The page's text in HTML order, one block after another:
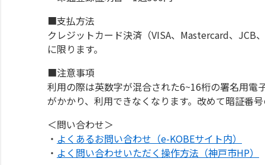
■支払方法
クレジットカード決済（VISA、Mastercard、JCB
に限ります。
■注意事項
利用の際は英数字が混合された6~16桁の署名用
がかかり、利用できなくなります。改めて暗証番
＜問い合わせ＞
・ よくあるお問い合わせ（e-KOBEサイト内）
・ よく問い合わせいただく操作方法（神戸市HP）